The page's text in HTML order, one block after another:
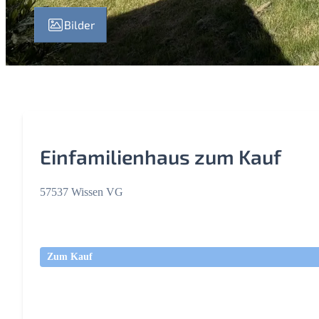
Bilder
Einfamilienhaus zum Kauf
57537 Wissen VG
Zum Kauf